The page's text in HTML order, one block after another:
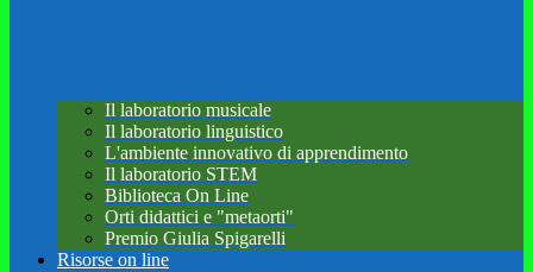
Il laboratorio musicale
Il laboratorio linguistico
L'ambiente innovativo di apprendimento
Il laboratorio STEM
Biblioteca On Line
Orti didattici e "metaorti"
Premio Giulia Spigarelli
Risorse on line